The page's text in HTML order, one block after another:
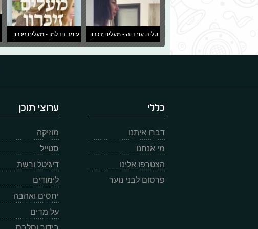
טליה עובדיה - מעלים זיכרון עומר נודלמן - מעלים זיכרון
כללי
דברו איתנו
מי אנחנו
הצטרפו אלינו
פרסום לבני נוער
ערוצי תוכן
מוזיקה
סטייל
דיגיטל ורשת
לימודים
יחסים ואהבה
על מדים